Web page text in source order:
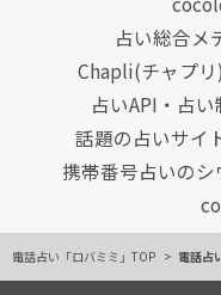
占い総合メ
Chapli(チャプ
占いAPI・占
話題の占いサイ
携帯番号占いのシ
電話占い「ロバミミ」TOP 電話占